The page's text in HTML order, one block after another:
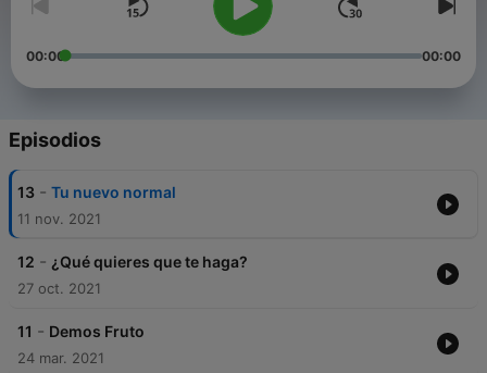
00:00 00:00
Episodios
13 - Tu nuevo normal
11 nov. 2021
12 - ¿Qué quieres que te haga?
27 oct. 2021
11 - Demos Fruto
24 mar. 2021